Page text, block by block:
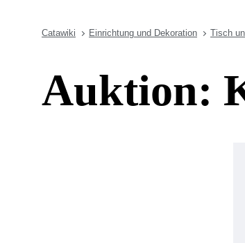
Catawiki Einrichtung und Dekoration Tisch
Auktion: